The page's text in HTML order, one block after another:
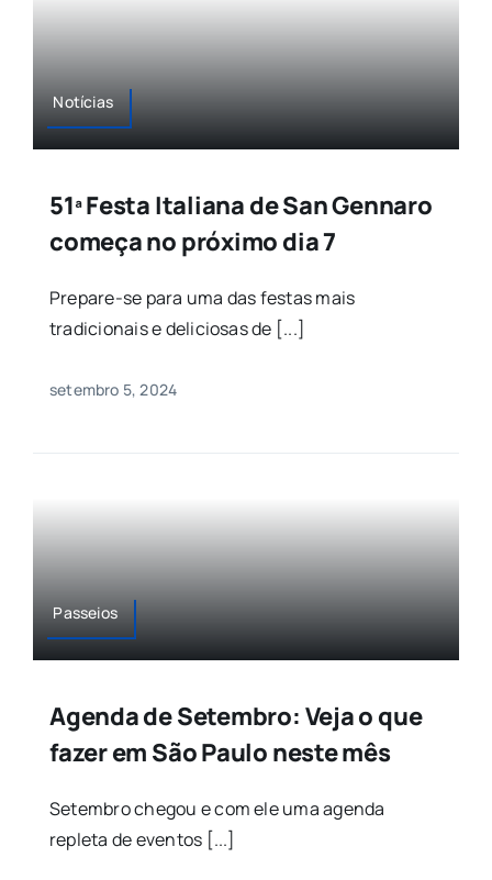
Notícias
51ª Festa Italiana de San Gennaro
começa no próximo dia 7
Prepare-se para uma das festas mais
tradicionais e deliciosas de [...]
setembro 5, 2024
Passeios
Agenda de Setembro: Veja o que
fazer em São Paulo neste mês
Setembro chegou e com ele uma agenda
repleta de eventos [...]